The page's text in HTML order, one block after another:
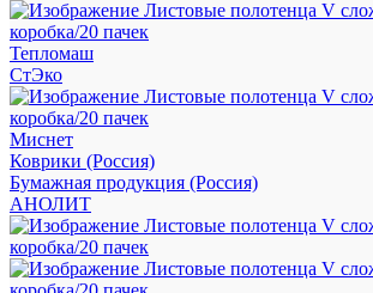
Тепломаш
СтЭко
Миснет
Коврики (Россия)
Бумажная продукция (Россия)
АНОЛИТ